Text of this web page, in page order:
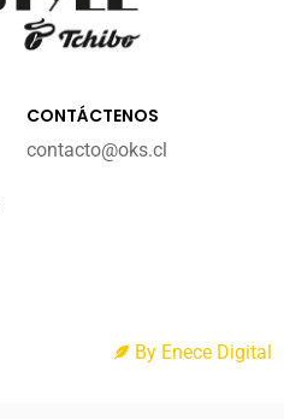
CONTÁCTENOS
contacto@oks.cl
By Enece Digital